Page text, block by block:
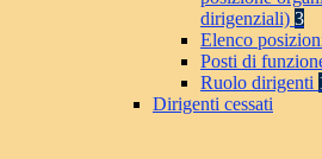
dirigenziali) 3
Elenco
Posti di
Ruolo dirigenti
Dirigenti cessati